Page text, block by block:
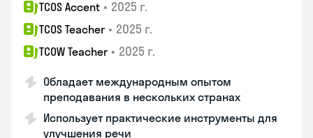
TCOS Accent • 2025 г.
TCOS Teacher • 2025 г.
TCOW Teacher • 2025 г.
Обладает международным опытом
преподавания в нескольких странах
Использует практические инструменты для
улучшения речи